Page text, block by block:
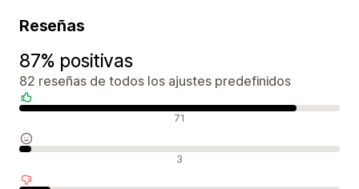
Reseñas
87% positivas
82 reseñas de todos los ajustes predefinidos
Reseñas positivas 71
Reseñas neutras 3